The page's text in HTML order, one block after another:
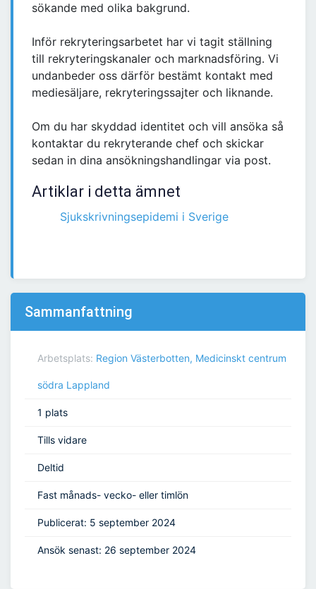
sökande med olika bakgrund.
Inför rekryteringsarbetet har vi tagit ställning
till rekryteringskanaler och marknadsföring. Vi
undanbeder oss därför bestämt kontakt med
mediesäljare, rekryteringssajter och liknande.
Om du har skyddad identitet och vill ansöka så
kontaktar du rekryterande chef och skickar
sedan in dina ansökningshandlingar via post.
Artiklar i detta ämnet
Sjukskrivningsepidemi i Sverige
Sammanfattning
Arbetsplats: Region Västerbotten, Medicinskt centrum
södra Lappland
1 plats
Tills vidare
Deltid
Fast månads- vecko- eller timlön
Publicerat: 5 september 2024
Ansök senast: 26 september 2024